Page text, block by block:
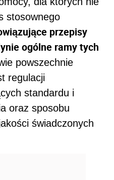
stosownego
przepisy
ogólne ramy tych
powszechnie
regulacji
standardu i
oraz sposobu
świadczonych